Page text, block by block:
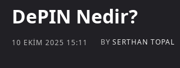
DePIN Nedir?
10 EKIM 2025 15:11 BY SERTHAN TOPAL